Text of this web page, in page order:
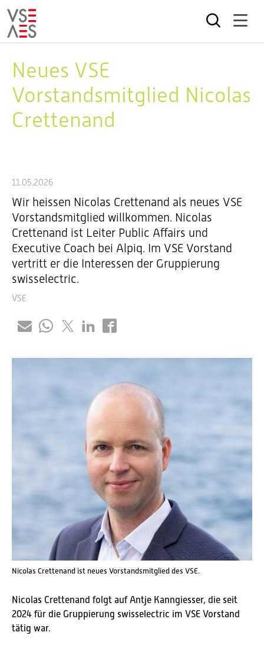
InhaltNeues VSE
Vorstandsmitglied Nicolas
Crettenand
11.05.2026
Wir heissen Nicolas Crettenand als neues VSE
Vorstandsmitglied willkommen. Nicolas
Crettenand ist Leiter Public Affairs und
Executive Coach bei Alpiq. Im VSE Vorstand
vertritt er die Interessen der Gruppierung
swisselectric.
VSE
Nicolas Crettenand ist neues Vorstandsmitglied des VSE.
Nicolas Crettenand folgt auf Antje Kanngiesser, die seit
2024 für die Gruppierung swisselectric im VSE Vorstand
tätig war.